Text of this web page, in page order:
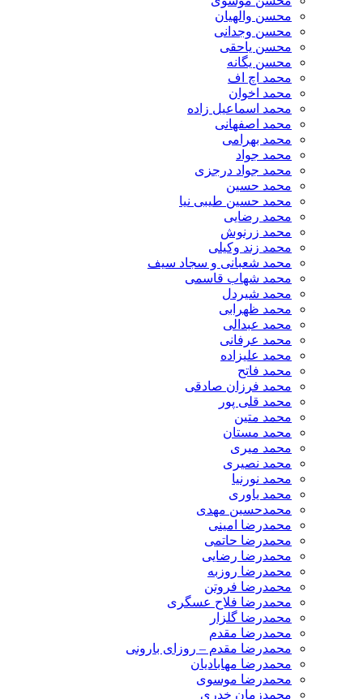
محسن والهیان
محسن وجدانی
محسن یاحقی
محسن یگانه
محمد اچ اف
محمد اخوان
محمد اسماعیل زاده
محمد اصفهانی
محمد بهرامی
محمد جواد
محمد جواد درجزی
محمد حسین
محمد حسین طیبی نیا
محمد رضایی
محمد زرنوش
محمد زند وکیلی
محمد شعبانی و سجاد سیف
محمد شهاب قاسمی
​محمد شیردل
محمد ظهرابی
محمد عبدالی
محمد عرفانی
محمد علیزاده
محمد فاتح
محمد فرزان صادقی
محمد قلی پور
محمد متین
محمد مستان
محمد میری
محمد نصیری
محمد نورنیا
محمد یاوری
محمدحسین مهدی
محمدرضا امینی
محمدرضا حاتمی
محمدرضا رضایی
محمدرضا روزبه
محمدرضا فروتن
محمدرضا فلاح عسگری
محمدرضا گلزار
محمدرضا مقدم
محمدرضا مقدم – روزای بارونی
محمدرضا مهابادیان
محمدرضا موسوی
محمدزمان خدری